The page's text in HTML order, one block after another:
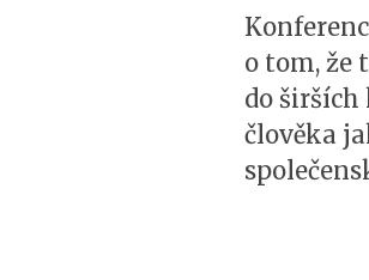
o tom, že
do
člověka